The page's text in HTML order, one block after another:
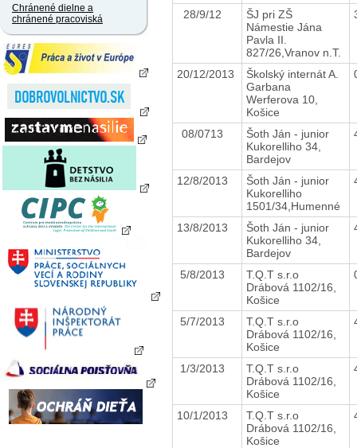
Chránené dielne a
chránené pracoviská
28/9/12
ŠJ pri ZŠ
Námestie Jána
Pavla II.
827/26,Vranov n.T.
20/12/2013
Školský internát A.
Garbana
Werferova 10,
Košice
08/0713
Šoth Ján - junior
Kukorelliho 34,
Bardejov
12/8/2013
Šoth Ján - junior
Kukorelliho
1501/34,Humenné
13/8/2013
Šoth Ján - junior
Kukorelliho 34,
Bardejov
5/8/2013
T.Q.T s.r.o
Drábová 1102/16,
Košice
5/7/2013
T.Q.T s.r.o
Drábová 1102/16,
Košice
1/3/2013
T.Q.T s.r.o
Drábová 1102/16,
Košice
10/1/2013
T.Q.T s.r.o
Drábová 1102/16,
Košice